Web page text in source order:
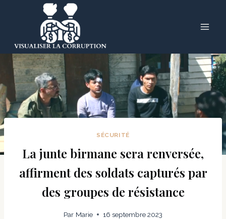
SÉCURITÉ
La junte birmane sera renversée,
affirment des soldats capturés par
des groupes de résistance
Par Marie 16 septembre 2023